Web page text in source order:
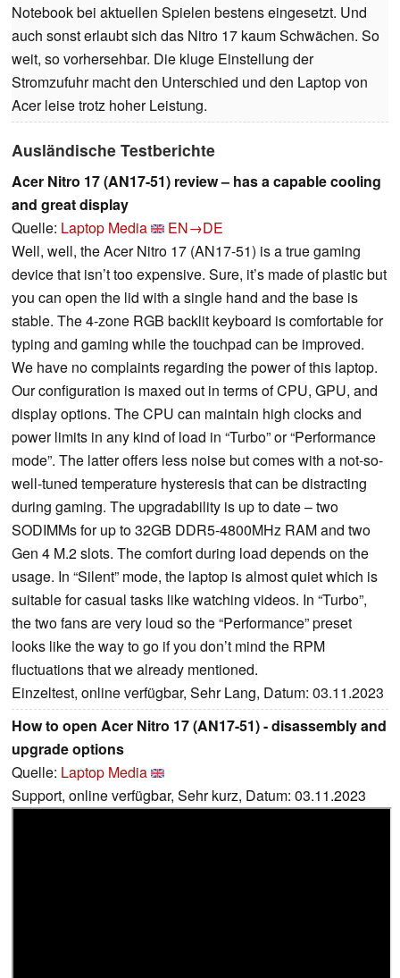
Notebook bei aktuellen Spielen bestens eingesetzt. Und
auch sonst erlaubt sich das Nitro 17 kaum Schwächen. So
weit, so vorhersehbar. Die kluge Einstellung der
Stromzufuhr macht den Unterschied und den Laptop von
Acer leise trotz hoher Leistung.
Ausländische Testberichte
Acer Nitro 17 (AN17-51) review – has a capable cooling
and great display
Quelle: Laptop Media
EN→DE
Well, well, the Acer Nitro 17 (AN17-51) is a true gaming
device that isn’t too expensive. Sure, it’s made of plastic but
you can open the lid with a single hand and the base is
stable. The 4-zone RGB backlit keyboard is comfortable for
typing and gaming while the touchpad can be improved.
We have no complaints regarding the power of this laptop.
Our configuration is maxed out in terms of CPU, GPU, and
display options. The CPU can maintain high clocks and
power limits in any kind of load in “Turbo” or “Performance
mode”. The latter offers less noise but comes with a not-so-
well-tuned temperature hysteresis that can be distracting
during gaming. The upgradability is up to date – two
SODIMMs for up to 32GB DDR5-4800MHz RAM and two
Gen 4 M.2 slots. The comfort during load depends on the
usage. In “Silent” mode, the laptop is almost quiet which is
suitable for casual tasks like watching videos. In “Turbo”,
the two fans are very loud so the “Performance” preset
looks like the way to go if you don’t mind the RPM
fluctuations that we already mentioned.
Einzeltest, online verfügbar, Sehr Lang, Datum: 03.11.2023
How to open Acer Nitro 17 (AN17-51) - disassembly and
upgrade options
Quelle: Laptop Media
Support, online verfügbar, Sehr kurz, Datum: 03.11.2023